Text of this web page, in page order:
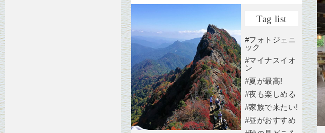
Tag list
#フォトジェニ
ック
#マイナスイオ
ン
#夏が最高!
#夜も楽しめる
#家族で来たい!
#昼がおすすめ